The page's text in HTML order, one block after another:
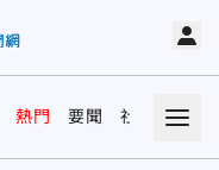
熱門 要聞 社會 娛樂